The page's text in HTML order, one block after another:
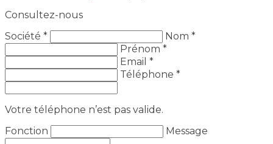
Consultez-nous
Société *
Nom *
Prénom *
Email *
Téléphone *
Votre téléphone n’est pas valide.
Fonction
Message